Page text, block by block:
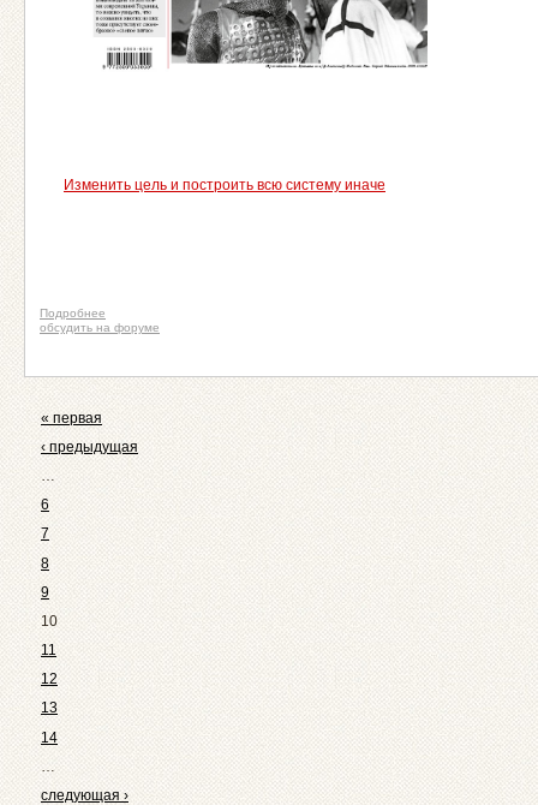
Изменить цель и построить всю систему иначе
Подробнее
обсудить на форуме
« первая
‹ предыдущая
…
6
7
8
9
10
11
12
13
14
…
следующая ›